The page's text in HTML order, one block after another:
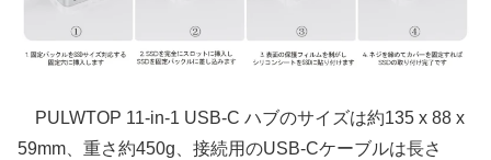
PULWTOP 11-in-1 USB-C ハブのサイズは約135 x 88 x
59mm、重さ約450g、接続用のUSB-Cケーブルは長さ